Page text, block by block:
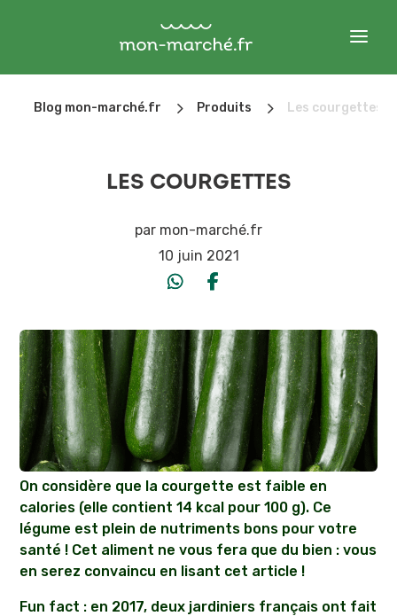
Blog mon-marché.fr 5 Produits 5 Les courgettes
LES COURGETTES
par mon-marché.fr
10 juin 2021
On considère que la courgette est faible en
calories (elle contient 14 kcal pour 100 g). Ce
légume est plein de nutriments bons pour votre
santé ! Cet aliment ne vous fera que du bien : vous
en serez convaincu en lisant cet article !
Fun fact : en 2017, deux jardiniers français ont fait